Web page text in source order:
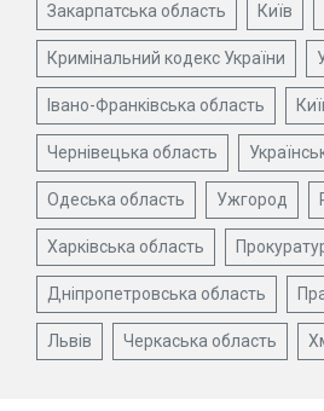
Закарпатська область Київ
Кримінальний кодекс України
Івано-Франківська область
Чернівецька область
Одеська область Ужгород
Харківська область
Дніпропетровська область
Львів Черкаська область